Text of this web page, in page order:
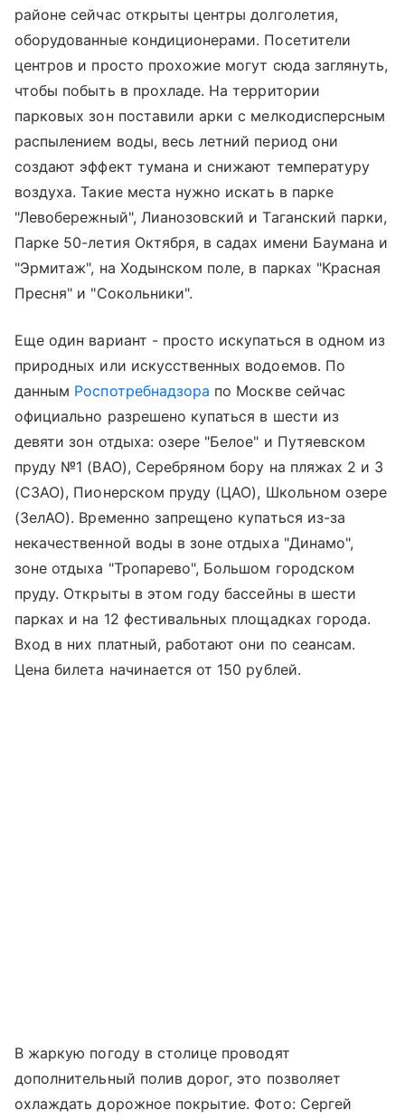
районе сейчас открыты центры долголетия,
оборудованные кондиционерами. Посетители
центров и просто прохожие могут сюда заглянуть,
чтобы побыть в прохладе. На территории
парковых зон поставили арки с мелкодисперсным
распылением воды, весь летний период они
создают эффект тумана и снижают температуру
воздуха. Такие места нужно искать в парке
"Левобережный", Лианозовский и Таганский парки,
Парке 50-летия Октября, в садах имени Баумана и
"Эрмитаж", на Ходынском поле, в парках "Красная
Пресня" и "Сокольники".
Еще один вариант - просто искупаться в одном из
природных или искусственных водоемов. По
данным Роспотребнадзора по Москве сейчас
официально разрешено купаться в шести из
девяти зон отдыха: озере "Белое" и Путяевском
пруду №1 (ВАО), Серебряном бору на пляжах 2 и 3
(СЗАО), Пионерском пруду (ЦАО), Школьном озере
(ЗелАО). Временно запрещено купаться из-за
некачественной воды в зоне отдыха "Динамо",
зоне отдыха "Тропарево", Большом городском
пруду. Открыты в этом году бассейны в шести
парках и на 12 фестивальных площадках города.
Вход в них платный, работают они по сеансам.
Цена билета начинается от 150 рублей.
В жаркую погоду в столице проводят
дополнительный полив дорог, это позволяет
охлаждать дорожное покрытие. Фото: Сергей